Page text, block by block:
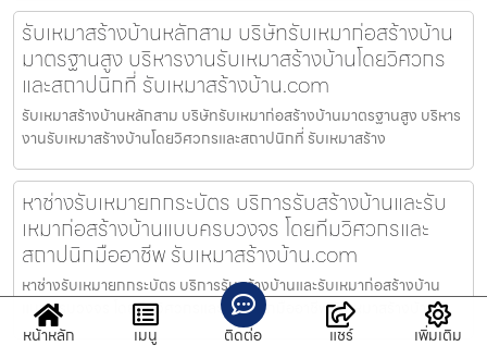
รับเหมาสร้างบ้านหลักสาม บริษัทรับเหมาก่อสร้างบ้าน
มาตรฐานสูง บริหารงานรับเหมาสร้างบ้านโดยวิศวกร
และสถาปนิกที่ รับเหมาสร้างบ้าน.com
รับเหมาสร้างบ้านหลักสาม บริษัทรับเหมาก่อสร้างบ้านมาตรฐานสูง บริหาร
งานรับเหมาสร้างบ้านโดยวิศวกรและสถาปนิกที่ รับเหมาสร้าง
หาช่างรับเหมายกกระบัตร บริการรับสร้างบ้านและรับ
เหมาก่อสร้างบ้านแบบครบวงจร โดยทีมวิศวกรและ
สถาปนิกมืออาชีพ รับเหมาสร้างบ้าน.com
หาช่างรับเหมายกกระบัตร บริการรับสร้างบ้านและรับเหมาก่อสร้างบ้าน
แบบครบวงจร โดยทีมวิศวกรและสถาปนิกมืออาชีพ รับเหมาสร้างบ้า
หน้าหลัก
เมนู ติดต่อ แชร์ เพิ่มเติม